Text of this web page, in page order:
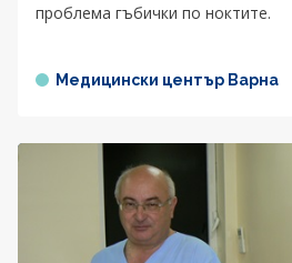
проблема гъбички по ноктите.
Медицински център Варна